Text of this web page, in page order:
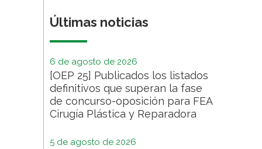
Últimas noticias
6 de agosto de 2026
[OEP 25] Publicados los listados
definitivos que superan la fase
de concurso-oposición para FEA
Cirugía Plástica y Reparadora
5 de agosto de 2026